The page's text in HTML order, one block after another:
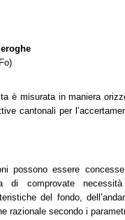
è misurata in maniera
cantonali per
possono essere
di comprovate
del fondo,
razionale secondo i